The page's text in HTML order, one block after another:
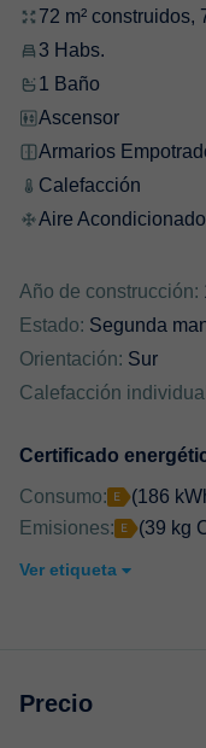
72 m² construidos,
3 Habs.
1 Baño
Ascensor
Armarios
Calefacción
Aire Acondicionado
Año de construcción:
Estado: Segunda
Orientación: Sur
Calefacción individual
Certificado
Consumo:
(186
Emisiones:
(39 kg
Ver etiqueta
Precio